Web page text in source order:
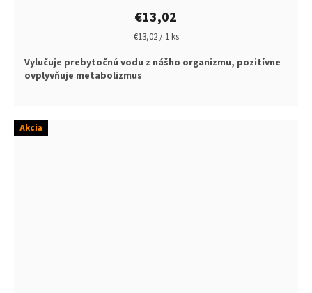
€13,02
Jednotková
€13,02 / 1 ks
Vylučuje prebytočnú vodu z nášho organizmu, pozitívne
ovplyvňuje metabolizmus
Akcia